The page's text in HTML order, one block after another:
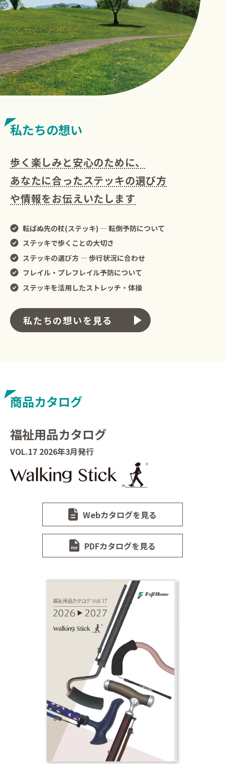
私たちの想い
歩く楽しみと安心のために、
あなたに合ったステッキの選び方
や情報をお伝えいたします
転ばぬ先の杖(ステッキ) ― 転倒予防について
ステッキで歩くことの大切さ
ステッキの選び方 ― 歩行状況に合わせ
フレイル・プレフレイル予防について
ステッキを活用したストレッチ・体操
私たちの想いを見る
商品カタログ
福祉用品カタログ
VOL.17 2026年3月発行
Webカタログを見る
PDFカタログを見る